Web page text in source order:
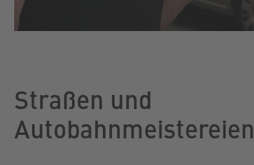
Straßen und
Autobahnmeistereien